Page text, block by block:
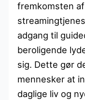
fremkomsten
adgang til
beroligende
sig. Dette gør
mennesker at
daglige liv og